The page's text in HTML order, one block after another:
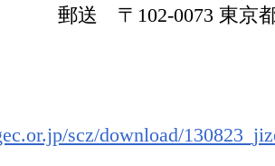
0073 東京都千代田
scz/download/